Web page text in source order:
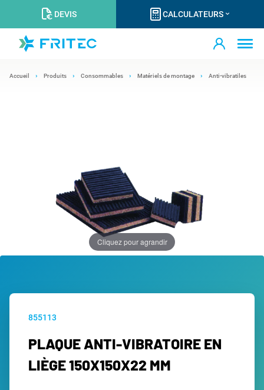
DEVIS CALCULATEURS
Accueil Produits Consommables Matériels de montage Anti-vibratiles
Cliquez pour agrandir
855113
PLAQUE ANTI-VIBRATOIRE EN
LIÈGE 150X150X22 MM